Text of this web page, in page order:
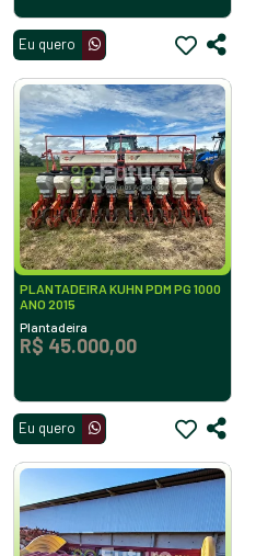
Eu quero
PLANTADEIRA KUHN PDM PG 1000
ANO 2015
Plantadeira
R$ 45.000,00
Eu quero